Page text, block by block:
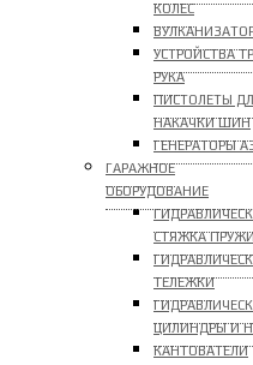
КОЛЕС
УСТРОЙСТВА
РУКА
ПИСТОЛЕТЫ
НАКАЧКИ ШИН
ГЕНЕРАТОРЫ
ГАРАЖНОЕ
ОБОРУДОВАНИЕ
СТЯЖКА
ТЕЛЕЖКИ
ЦИЛИНДРЫ И
КАНТОВАТЕЛИ